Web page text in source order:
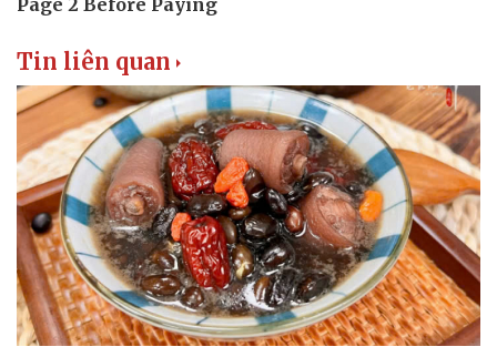
Doanh nghiệp
Thông tin doanh nghiệp
Doanh nghiệp 24h
Doanh nhân
Vì cộng đồng
Sành điệu
Tin Công nghệ
Trải nghiệm
Chuyển đổi số
Tin liên quan